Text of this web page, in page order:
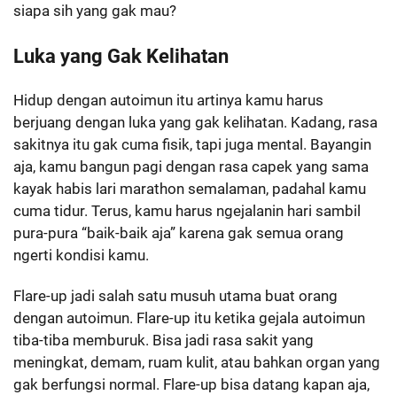
siapa sih yang gak mau?
Luka yang Gak Kelihatan
Hidup dengan autoimun itu artinya kamu harus
berjuang dengan luka yang gak kelihatan. Kadang, rasa
sakitnya itu gak cuma fisik, tapi juga mental. Bayangin
aja, kamu bangun pagi dengan rasa capek yang sama
kayak habis lari marathon semalaman, padahal kamu
cuma tidur. Terus, kamu harus ngejalanin hari sambil
pura-pura “baik-baik aja” karena gak semua orang
ngerti kondisi kamu.
Flare-up jadi salah satu musuh utama buat orang
dengan autoimun. Flare-up itu ketika gejala autoimun
tiba-tiba memburuk. Bisa jadi rasa sakit yang
meningkat, demam, ruam kulit, atau bahkan organ yang
gak berfungsi normal. Flare-up bisa datang kapan aja,